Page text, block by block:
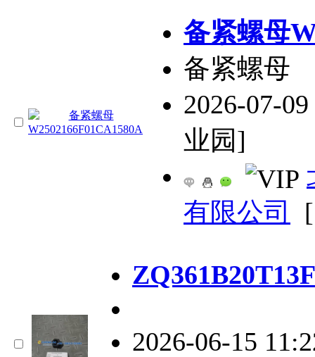
备紧螺母
备紧螺母
2026-07-
业园]
有限公司
2026-06-15